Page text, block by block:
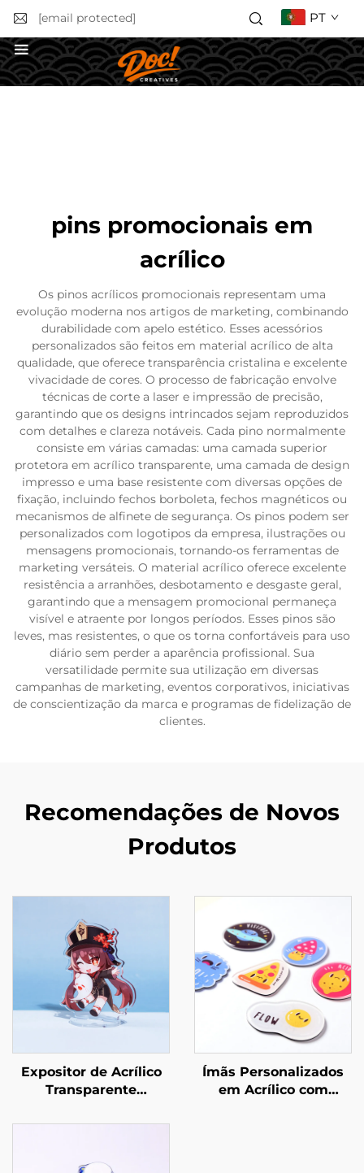
[email protected] PT
pins promocionais em
acrílico
Os pinos acrílicos promocionais representam uma
evolução moderna nos artigos de marketing, combinando
durabilidade com apelo estético. Esses acessórios
personalizados são feitos em material acrílico de alta
qualidade, que oferece transparência cristalina e excelente
vivacidade de cores. O processo de fabricação envolve
técnicas de corte a laser e impressão de precisão,
garantindo que os designs intrincados sejam reproduzidos
com detalhes e clareza notáveis. Cada pino normalmente
consiste em várias camadas: uma camada superior
protetora em acrílico transparente, uma camada de design
impresso e uma base resistente com diversas opções de
fixação, incluindo fechos borboleta, fechos magnéticos ou
mecanismos de alfinete de segurança. Os pinos podem ser
personalizados com logotipos da empresa, ilustrações ou
mensagens promocionais, tornando-os ferramentas de
marketing versáteis. O material acrílico oferece excelente
resistência a arranhões, desbotamento e desgaste geral,
garantindo que a mensagem promocional permaneça
visível e atraente por longos períodos. Esses pinos são
leves, mas resistentes, o que os torna confortáveis para uso
diário sem perder a aparência profissional. Sua
versatilidade permite sua utilização em diversas
campanhas de marketing, eventos corporativos, iniciativas
de conscientização da marca e programas de fidelização de
clientes.
Recomendações de Novos
Produtos
Expositor de Acrílico
Transparente
Ímãs Personalizados
em Acrílico com